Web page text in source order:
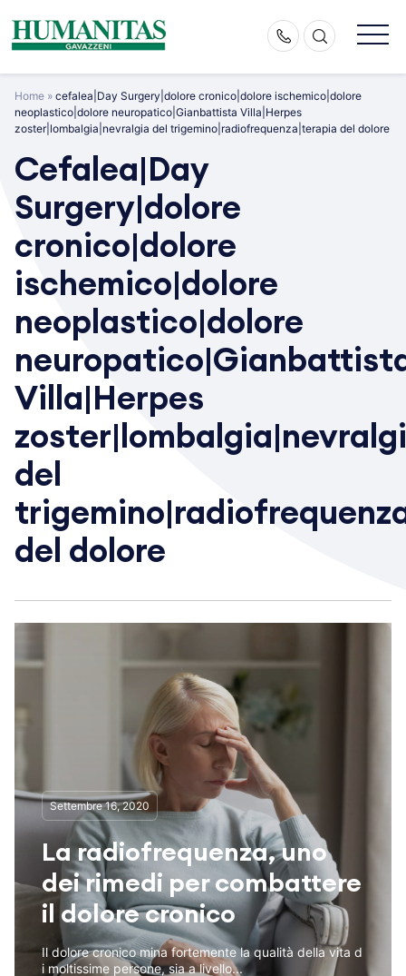
content
Home » cefalea|Day Surgery|dolore cronico|dolore ischemico|dolore
neoplastico|dolore neuropatico|Gianbattista Villa|Herpes
zoster|lombalgia|nevralgia del trigemino|radiofrequenza|terapia del dolore
Cefalea|Day
Surgery|dolore
cronico|dolore
ischemico|dolore
neoplastico|dolore
Villa|Herpes
del
del dolore
Settembre 16, 2020
La radiofrequenza, uno
dei rimedi per combattere
il dolore cronico
Il dolore cronico mina fortemente la qualità della vita d
i moltissime persone, sia a livello...